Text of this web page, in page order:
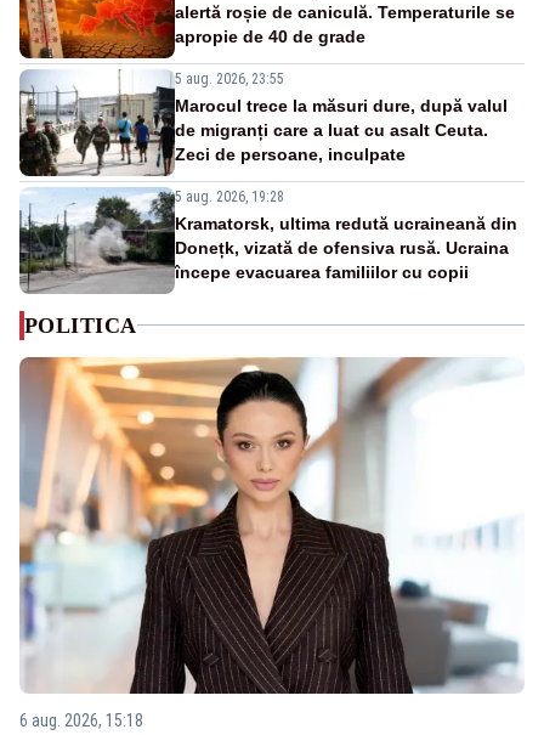
alertă roșie de caniculă. Temperaturile se
apropie de 40 de grade
5 aug. 2026, 23:55
Marocul trece la măsuri dure, după valul
de migranți care a luat cu asalt Ceuta.
Zeci de persoane, inculpate
5 aug. 2026, 19:28
Kramatorsk, ultima redută ucraineană din
Donețk, vizată de ofensiva rusă. Ucraina
începe evacuarea familiilor cu copii
POLITICA
6 aug. 2026, 15:18